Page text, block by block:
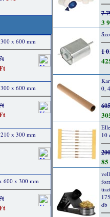
x 600 mm
x 600 mm
x 300 mm
600 x 300 mm
7
3
1
0,
10
db